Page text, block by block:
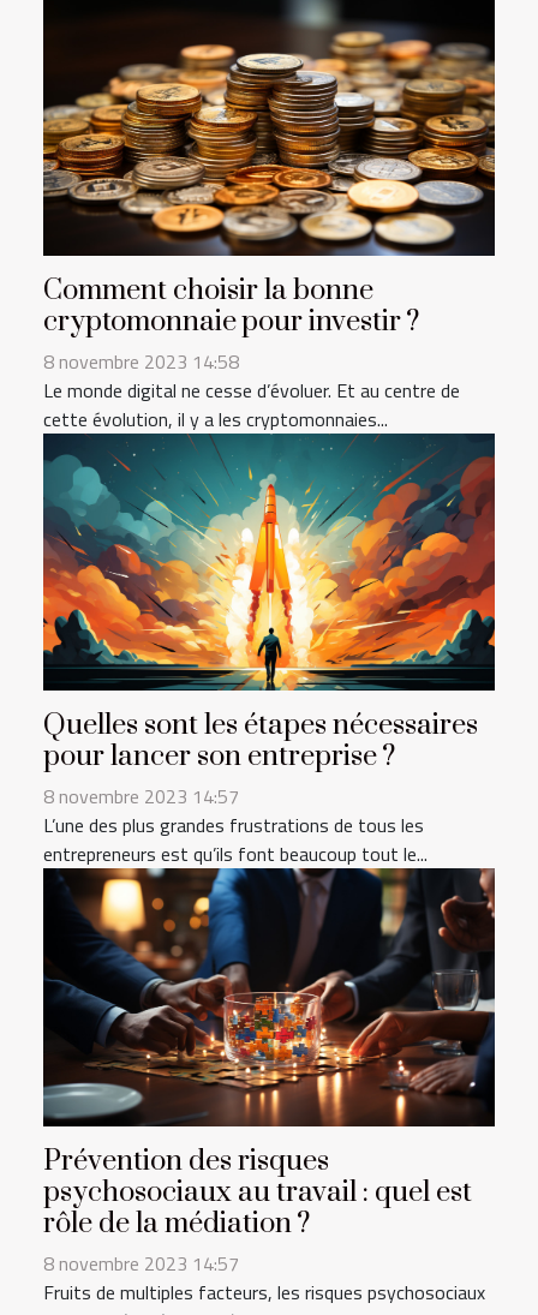
Comment choisir la bonne
cryptomonnaie pour investir ?
8 novembre 2023 14:58
Le monde digital ne cesse d’évoluer. Et au centre de
cette évolution, il y a les cryptomonnaies...
Quelles sont les étapes nécessaires
pour lancer son entreprise ?
8 novembre 2023 14:57
L’une des plus grandes frustrations de tous les
entrepreneurs est qu’ils font beaucoup tout le...
Prévention des risques
psychosociaux au travail : quel est
rôle de la médiation ?
8 novembre 2023 14:57
Fruits de multiples facteurs, les risques psychosociaux